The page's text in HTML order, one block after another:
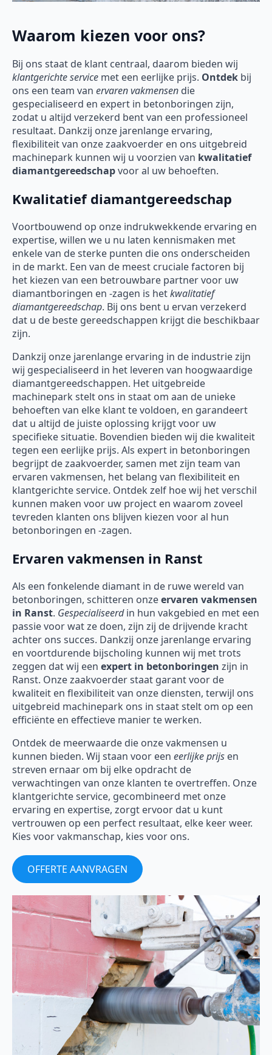
Waarom kiezen voor ons?
Bij ons staat de klant centraal, daarom bieden wij
klantgerichte service met een eerlijke prijs. Ontdek bij
ons een team van ervaren vakmensen die
gespecialiseerd en expert in betonboringen zijn,
zodat u altijd verzekerd bent van een professioneel
resultaat. Dankzij onze jarenlange ervaring,
flexibiliteit van onze zaakvoerder en ons uitgebreid
machinepark kunnen wij u voorzien van kwalitatief
diamantgereedschapvoor al uw behoeften.
Kwalitatief diamantgereedschap
Voortbouwend op onze indrukwekkende ervaring en
expertise, willen we u nu laten kennismaken met
enkele van de sterke punten die ons onderscheiden
in de markt. Een van de meest cruciale factoren bij
het kiezen van een betrouwbare partner voor uw
diamantboringen en -zagen is hetkwalitatief
diamantgereedschap. Bij ons bent u ervan verzekerd
dat u de beste gereedschappen krijgt die beschikbaar
zijn.
Dankzij onze jarenlange ervaring in de industrie zijn
wij gespecialiseerd in het leveren van hoogwaardige
diamantgereedschappen. Het uitgebreide
machinepark stelt ons in staat om aan de unieke
behoeften van elke klant te voldoen, en garandeert
dat u altijd de juiste oplossing krijgt voor uw
specifieke situatie. Bovendien bieden wij die kwaliteit
tegen een eerlijke prijs. Als expert in betonboringen
begrijpt de zaakvoerder, samen met zijn team van
ervaren vakmensen, het belang van flexibiliteit en
klantgerichte service. Ontdek zelf hoe wij het verschil
kunnen maken voor uw project en waarom zoveel
tevreden klanten ons blijven kiezen voor al hun
betonboringen en -zagen.
Ervaren vakmensen in Ranst
Als een fonkelende diamant in de ruwe wereld van
betonboringen, schitteren onzeervaren vakmensen
in Ranst. Gespecialiseerdin hun vakgebied en met een
passie voor wat ze doen, zijn zij de drijvende kracht
achter ons succes. Dankzij onze jarenlange ervaring
en voortdurende bijscholing kunnen wij met trots
zeggen dat wij een expert in betonboringen zijn in
Ranst. Onze zaakvoerder staat garant voor de
kwaliteit en flexibiliteit van onze diensten, terwijl ons
uitgebreid machinepark ons in staat stelt om op een
efficiënte en effectieve manier te werken.
Ontdek de meerwaarde die onze vakmensen u
kunnen bieden. Wij staan voor een eerlijke prijs en
streven ernaar om bij elke opdracht de
verwachtingen van onze klanten te overtreffen. Onze
klantgerichte service, gecombineerd met onze
ervaring en expertise, zorgt ervoor dat u kunt
vertrouwen op een perfect resultaat, elke keer weer.
Kies voor vakmanschap, kies voor ons.
OFFERTE AANVRAGEN